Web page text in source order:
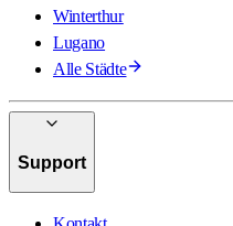
Winterthur
Lugano
Alle Städte
Support